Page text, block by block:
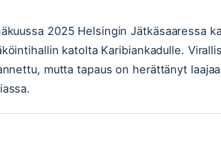
2025 Helsingin Jätkäsaaressa
katolta Karibiankadulle.
mutta tapaus on herättänyt